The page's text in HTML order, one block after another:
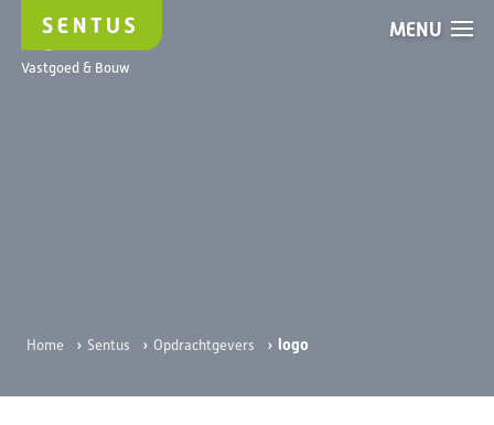
Vastgoed & Bouw
MENU
logo
Home › Sentus › Opdrachtgevers › logo